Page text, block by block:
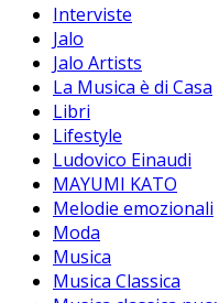
Interviste
Jalo
Jalo Artists
La Musica è di Casa
Libri
Lifestyle
Ludovico Einaudi
MAYUMI KATO
Melodie emozionali
Moda
Musica
Musica Classica